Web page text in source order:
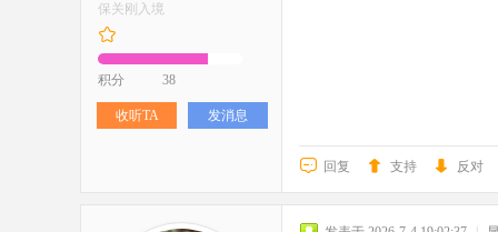
保关刚入境
积分 38
收听TA 发消息
回复 支持 反对